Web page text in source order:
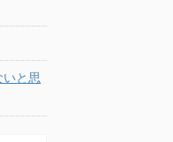
と思